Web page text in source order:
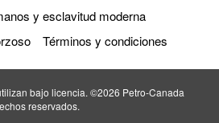
y esclavitud moderna
Términos y condiciones
bajo licencia. ©2026 Petro‐Canada
reservados.